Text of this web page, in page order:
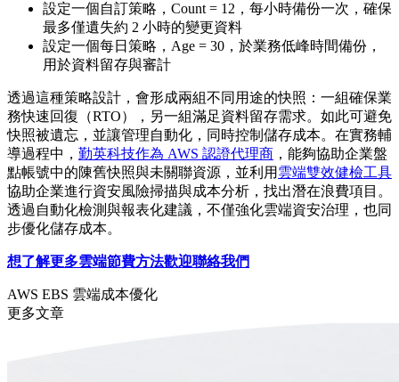
設定一個自訂策略，Count = 12，每小時備份一次，確保
最多僅遺失約 2 小時的變更資料
設定一個每日策略，Age = 30，於業務低峰時間備份，
用於資料留存與審計
透過這種策略設計，會形成兩組不同用途的快照：一組確保業
務快速回復（RTO），另一組滿足資料留存需求。如此可避免
快照被遺忘，並讓管理自動化，同時控制儲存成本。在實務輔
導過程中， 勤英科技作為 AWS 認證代理商 ，能夠協助企業盤
點帳號中的陳舊快照與未關聯資源，並利用 雲端雙效健檢工具
協助企業進行資安風險掃描與成本分析，找出潛在浪費項目。
透過自動化檢測與報表化建議，不僅強化雲端資安治理，也同
步優化儲存成本。
想了解更多雲端節費方法歡迎聯絡我們
AWS EBS 雲端成本優化
更多文章